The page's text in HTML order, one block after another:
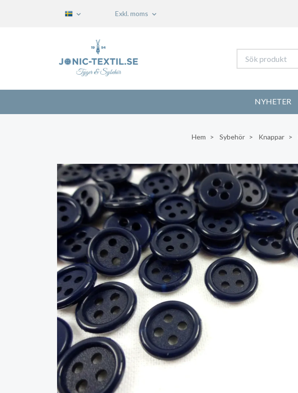
Exkl. moms
NYHETER
Hem Sybehör Knappar